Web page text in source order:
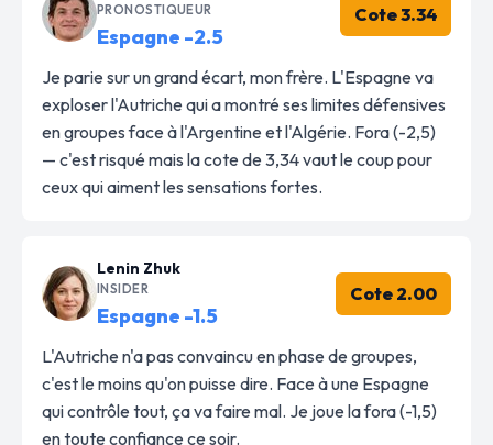
PRONOSTIQUEUR
Espagne -2.5
Cote 3.34
Je parie sur un grand écart, mon frère. L'Espagne va
exploser l'Autriche qui a montré ses limites défensives
en groupes face à l'Argentine et l'Algérie. Fora (-2,5)
— c'est risqué mais la cote de 3,34 vaut le coup pour
ceux qui aiment les sensations fortes.
Lenin Zhuk
INSIDER
Espagne -1.5
Cote 2.00
L'Autriche n'a pas convaincu en phase de groupes,
c'est le moins qu'on puisse dire. Face à une Espagne
qui contrôle tout, ça va faire mal. Je joue la fora (-1,5)
en toute confiance ce soir.